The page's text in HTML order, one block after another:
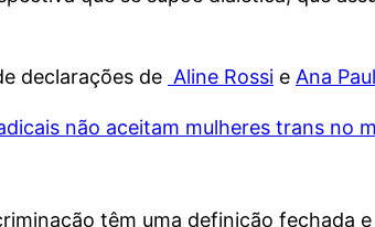
declarações de Aline Rossi e Ana
não aceitam mulheres trans no
têm uma definição fechada